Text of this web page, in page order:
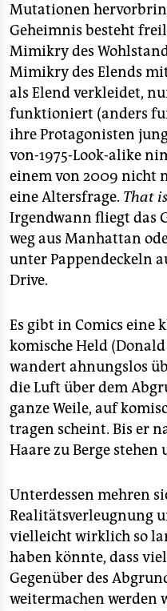
Mutationen
Geheimnis besteht
Mimikry des
Mimikry des Elends
als Elend verkleidet,
funktioniert (anders
ihre Protagonisten
von-1975-Look-alike
einem von 2009 nicht
eine Altersfrage. That
Irgendwann fliegt das
weg aus Manhattan
unter Pappendeckeln
Drive.
Es gibt in Comics eine
komische Held
wandert ahnungslos
die Luft über dem
ganze Weile, auf
tragen scheint. Bis er
Haare zu Berge
Unterdessen mehren
Realitätsverleugnung
vielleicht wirklich so
haben könnte, dass
Gegenüber des
weitermachen werden